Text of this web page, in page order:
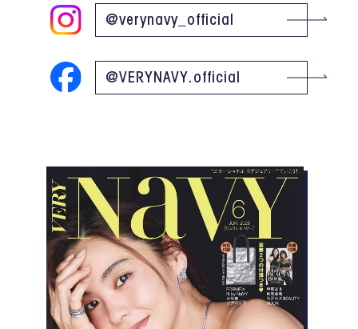
@verynavy_official
@VERYNAVY.official